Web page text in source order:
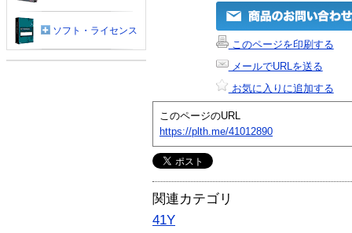
このページを印刷する
メールでURLを送る
お気に入りに追加する
このページのURL
https://plth.me/41012890
関連カテゴリ
41Y
ソフト・ライセンス